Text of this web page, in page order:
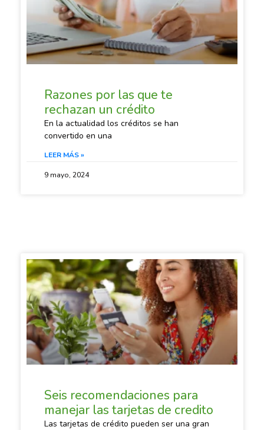
Razones por las que te
rechazan un crédito
En la actualidad los créditos se han
convertido en una
LEER MÁS »
9 mayo, 2024
SACANDO CUENTAS
Seis recomendaciones para
manejar las tarjetas de credito
Las tarjetas de crédito pueden ser una gran